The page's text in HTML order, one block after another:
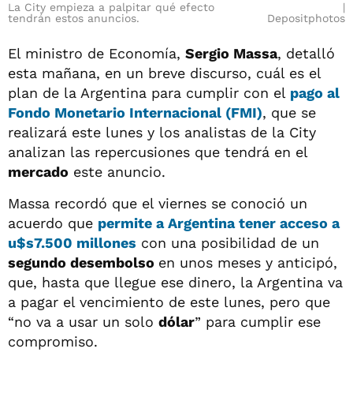
La City empieza a palpitar qué efecto
tendrán estos anuncios.
Depositphotos
El ministro de Economía, Sergio Massa, detalló
esta mañana, en un breve discurso, cuál es el
plan de la Argentina para cumplir con el pago al
Fondo Monetario Internacional (FMI), que se
realizará este lunes y los analistas de la City
analizan las repercusiones que tendrá en el
mercado este anuncio.
Massa recordó que el viernes se conoció un
acuerdo que permite a Argentina tener acceso a
u$s7.500 millones con una posibilidad de un
segundo desembolso en unos meses y anticipó,
que, hasta que llegue ese dinero, la Argentina va
a pagar el vencimiento de este lunes, pero que
“no va a usar un solo dólar” para cumplir ese
compromiso.